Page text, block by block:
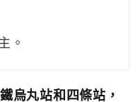
。
烏丸站和四條站，